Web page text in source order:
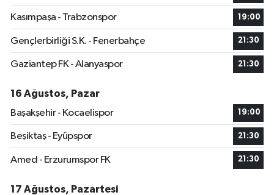
Kasımpaşa - Trabzonspor 19:00
Gençlerbirliği S.K. - Fenerbahçe 21:30
Gaziantep FK - Alanyaspor 21:30
16 Ağustos, Pazar
Başakşehir - Kocaelispor
19:00
Beşiktaş - Eyüpspor 21:30
Amed - Erzurumspor FK 21:30
17 Ağustos, Pazartesi